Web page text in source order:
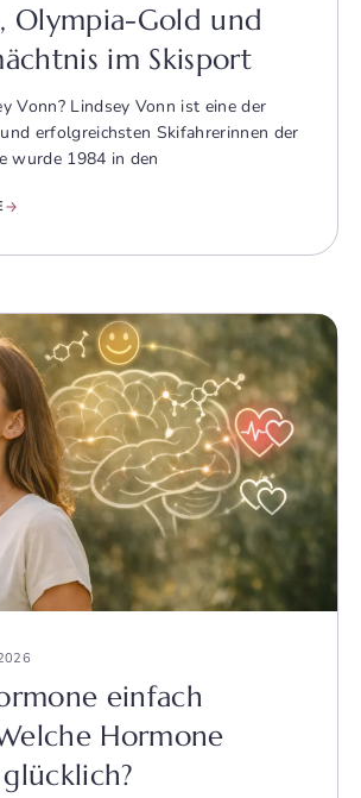
Olympia-Gold und
im Skisport
Vonn? Lindsey Vonn ist eine der
erfolgreichsten Skifahrerinnen der
wurde 1984 in den
einfach
Hormone